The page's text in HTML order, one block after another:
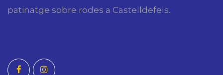
patinatge sobre rodes a Castelldefels.